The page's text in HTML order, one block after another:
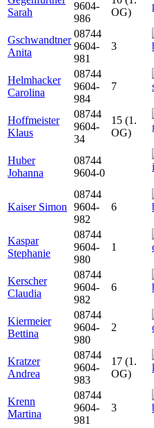
Sarah
9604-
986
OG)
Gschwandtner
Anita
08744
9604-
981
3
Helmhacker
Carolina
08744
9604-
984
7
Hoffmeister
Klaus
08744
9604-
34
15 (1.
OG)
Huber
Johanna
08744
9604-0
Kaiser Simon
08744
9604-
982
6
Kaspar
Stephanie
08744
9604-
980
1
Kerscher
Claudia
08744
9604-
982
6
Kiermeier
Bettina
08744
9604-
980
2
Kratzer
Andrea
08744
9604-
983
17 (1.
OG)
Krenn
Martina
08744
9604-
981
3